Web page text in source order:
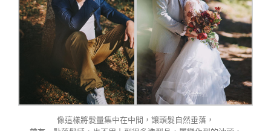
像這樣將髮量集中在中間，讓頭髮自然垂落，